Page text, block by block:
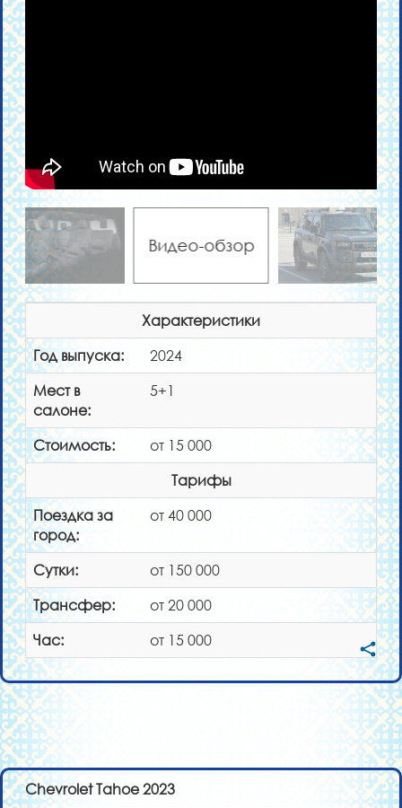
Видео-обзор
Характеристики
Год выпуска:
2024
Мест в
салоне:
5+1
Стоимость:
от 15 000
Тарифы
Поездка за
город:
от 40 000
Сутки:
от 150 000
Трансфер:
от 20 000
Час:
от 15 000
Chevrolet Tahoe 2023